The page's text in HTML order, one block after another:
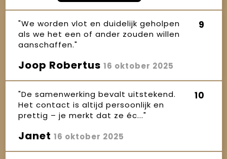
"We worden vlot en duidelijk geholpen
als we het een of ander zouden willen
aanschaffen."
9
Joop Robertus 16 oktober 2025
"De samenwerking bevalt uitstekend.
Het contact is altijd persoonlijk en
prettig – je merkt dat ze éc..."
10
Janet 16 oktober 2025